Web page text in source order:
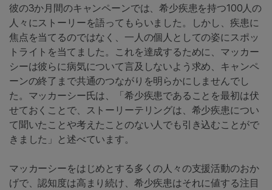
彼の3か月間のキャンペーンでは、希少疾患を持つ100人の
人々にストーリーを語ってもらいました。しかし、疾患に
焦点を当てるのではなく、一人の個人としての姿にスポッ
トライトを当てました。これを達成するために、マッカー
シーは彼らに病気について言及しないよう求め、キャンペ
ーンの終了まで共通のつながりを明らかにしませんでし
た。マッカーシー氏は、「希少疾患であることを最初は伏
せておくことで、ストーリーテリングは、希少疾患につい
て聞いたことや考えたことのない人でも引き込むことがで
きました」と述べています。
マッカーシーをはじめとする多くの人々の支援活動のおか
げで、認知度は高まり続け、希少疾患はそれに値する注目